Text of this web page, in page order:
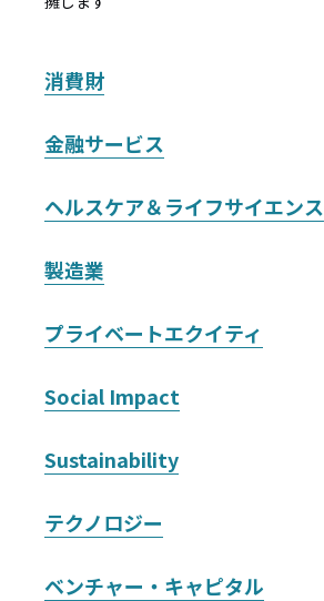
消費財
金融サービス
ヘルスケア＆ライフサイエンス
製造業
プライベートエクイティ
Social Impact
Sustainability
テクノロジー
ベンチャー・キャピタル